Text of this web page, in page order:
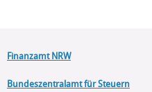
Finanzamt NRW
Bundeszentralamt für Steuern